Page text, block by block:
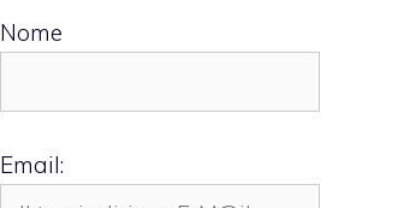
Nome
Email: